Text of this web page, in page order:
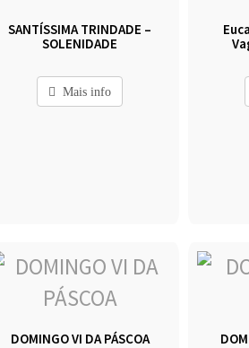
SANTÍSSIMA TRINDADE –
SOLENIDADE
Mais info
DOMINGO VI DA PÁSCOA